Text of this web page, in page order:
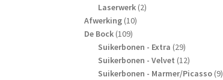
producten
Laserwerk 22
Afwerking 1010
De Bock 109109
producten
Suikerbonen - Extra 2929
producten
Suikerbonen - Velvet 1212
producten
Suikerbonen - Marmer/Picasso 99